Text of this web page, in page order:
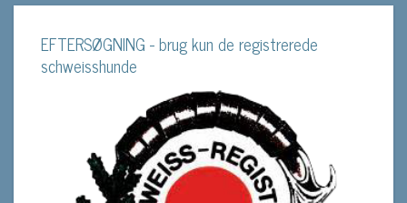
EFTERSØGNING - brug kun de registrerede
schweisshunde